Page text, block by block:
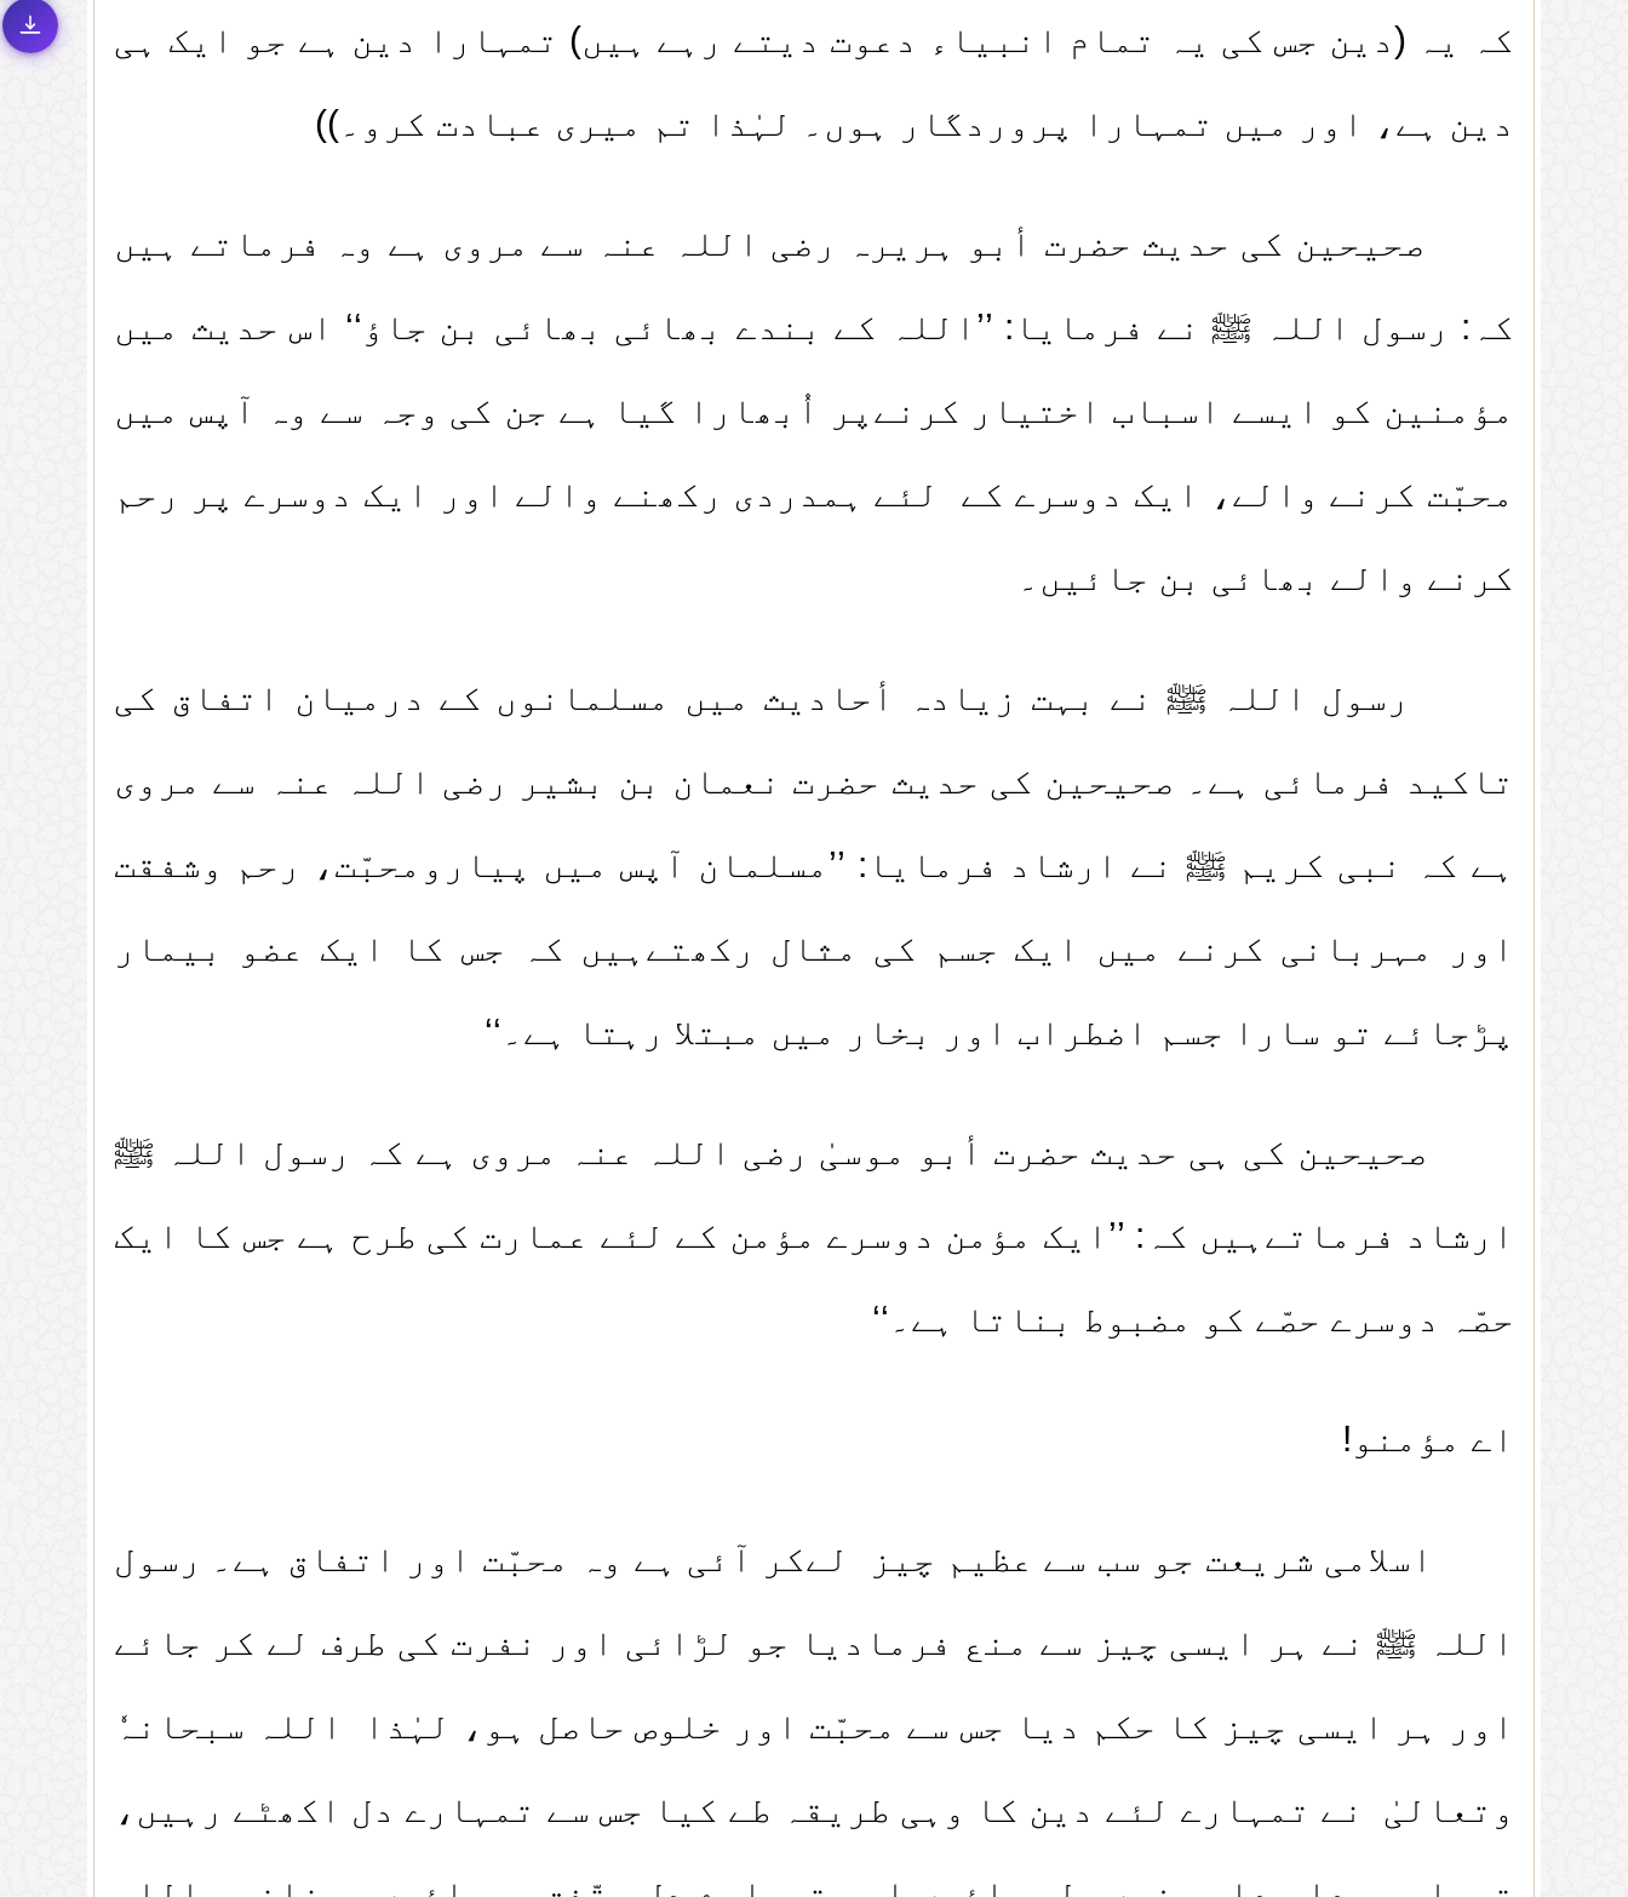
🔔 إشعارات ذكية
کہ یہ (دین جس کی یہ تمام انبیاء دعوت دیتے رہے ہیں) تمہارا دین ہے جو ایک ہی
دین ہے، اور میں تمہارا پروردگار ہوں۔ لہٰذا تم میری عبادت کرو۔))
صحیحین کی حدیث حضرت أبو ہریرہ رضی اللہ عنہ سے مروی ہے وہ فرماتے ہیں
کہ: رسول اللہ ﷺ نے فرمایا: ’’اللہ کے بندے بھائی بھائی بن جاؤ‘‘ اس حدیث میں
مؤمنین کو ایسے اسباب اختیار کرنےپر اُبھارا گیا ہے جن کی وجہ سے وہ آپس میں
محبّت کرنے والے، ایک دوسرے کے لئے ہمدردی رکھنے والے اور ایک دوسرے پر رحم
کرنے والے بھائی بن جائیں۔
رسول اللہ ﷺ نے بہت زیادہ أحادیث میں مسلمانوں کے درمیان اتفاق کی
تاکید فرمائی ہے۔ صحیحین کی حدیث حضرت نعمان بن بشیر رضی اللہ عنہ سے مروی
ہے کہ نبی کریم ﷺ نے ارشاد فرمایا: ’’مسلمان آپس میں پیارومحبّت، رحم وشفقت
اور مہربانی کرنے میں ایک جسم کی مثال رکھتےہیں کہ جس کا ایک عضو بیمار
پڑجائے تو سارا جسم اضطراب اور بخار میں مبتلا رہتا ہے۔‘‘
صحیحین کی ہی حدیث حضرت أبو موسیٰ رضی اللہ عنہ مروی ہے کہ رسول اللہ ﷺ
ارشاد فرماتےہیں کہ: ’’ایک مؤمن دوسرے مؤمن کے لئے عمارت کی طرح ہے جس کا ایک
حصّہ دوسرے حصّے کو مضبوط بناتا ہے۔‘‘
اے مؤمنو!
اسلامی شریعت جو سب سے عظیم چیز لےکر آئی ہے وہ محبّت اور اتفاق ہے۔ رسول
اللہ ﷺ نے ہر ایسی چیز سے منع فرمادیا جو لڑائی اور نفرت کی طرف لے کر جائے
اور ہر ایسی چیز کا حکم دیا جس سے محبّت اور خلوص حاصل ہو، لہٰذا اللہ سبحانہٗ
وتعالیٰ نے تمہارے لئے دین کا وہی طریقہ طے کیا جس سے تمہارے دل اکھٹے رہیں،